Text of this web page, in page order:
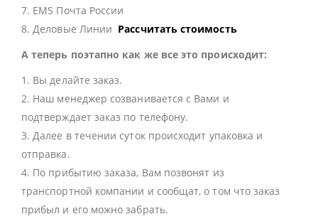
7. EMS Почта России
8. Деловые Линии Рассчитать стоимость
А теперь поэтапно как же все это происходит:
1. Вы делайте заказ.
2. Наш менеджер созванивается с Вами и
подтверждает заказ по телефону.
3. Далее в течении суток происходит упаковка и
отправка.
4. По прибытию заказа, Вам позвонят из
транспортной компании и сообщат, о том что заказ
прибыл и его можно забрать.